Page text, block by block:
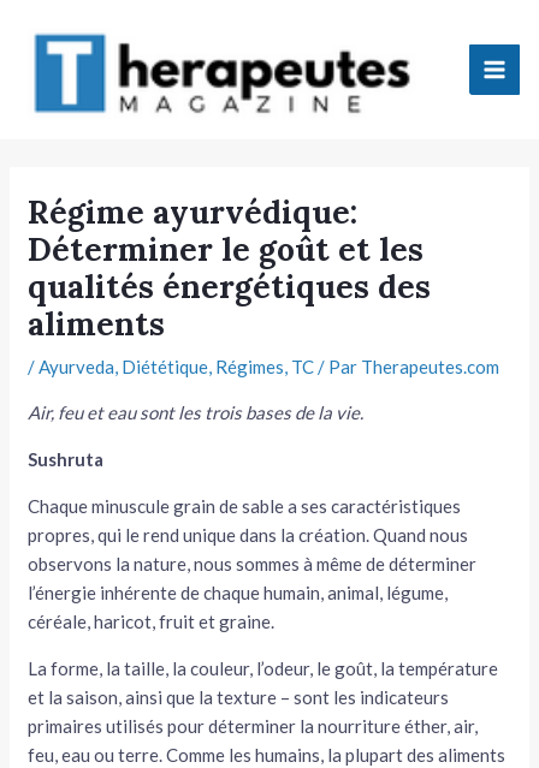
Régime ayurvédique:
Déterminer le goût et les
qualités énergétiques des
aliments
/Ayurveda, Diététique, Régimes, TC/ Par Therapeutes.com
Air, feu et eau sont les trois bases de la vie.
Sushruta
Chaque minuscule grain de sable a ses caractéris­tiques
propres, qui le rend unique dans la création. Quand nous
observons la nature, nous sommes à même de déterminer
l’énergie inhérente de chaque humain, animal, légume,
céréale, haricot, fruit et graine.
La forme, la taille, la couleur, l’odeur, le goût, la température
et la saison, ainsi que la texture – sont les indicateurs
primaires utilisés pour déterminer la nourriture éther, air,
feu, eau ou terre. Comme les humains, la plupart des aliments